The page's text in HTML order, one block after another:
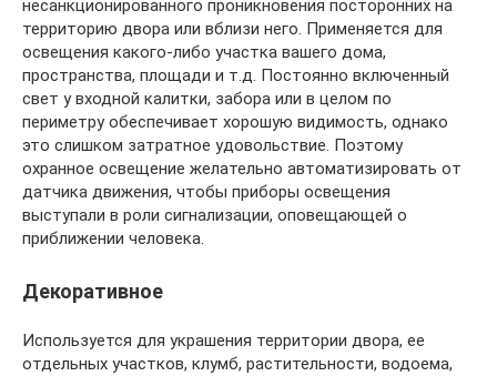
несанкционированного проникновения посторонних на
территорию двора или вблизи него. Применяется для
освещения какого-либо участка вашего дома,
пространства, площади и т.д. Постоянно включенный
свет у входной калитки, забора или в целом по
периметру обеспечивает хорошую видимость, однако
это слишком затратное удовольствие. Поэтому
охранное освещение желательно автоматизировать от
датчика движения, чтобы приборы освещения
выступали в роли сигнализации, оповещающей о
приближении человека.
Декоративное
Используется для украшения территории двора, ее
отдельных участков, клумб, растительности, водоема,